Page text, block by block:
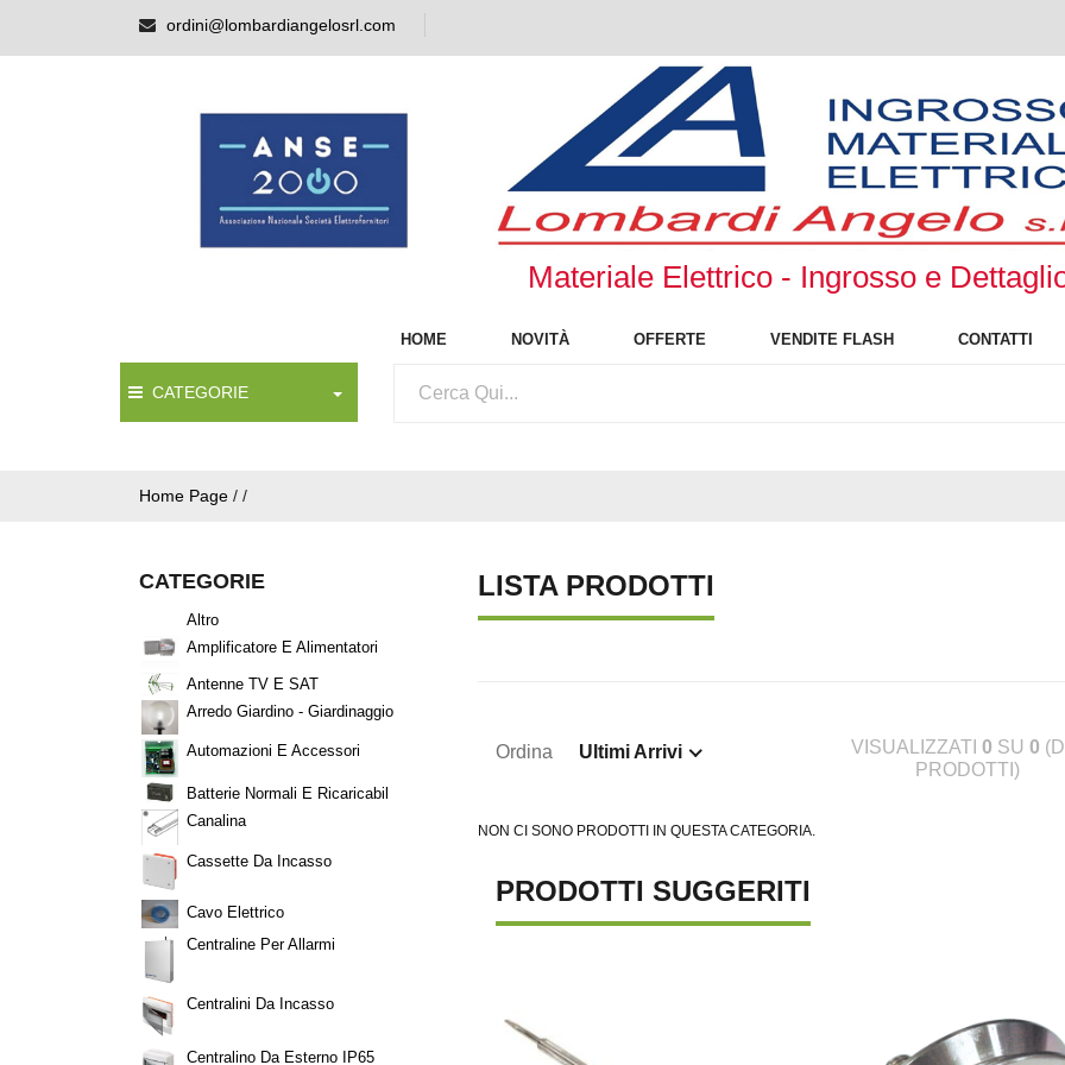
ordini@lombardiangelosrl.com
Materiale Elettrico - Ingrosso e
HOME NOVITÀ OFFERTE VENDITE FLASH CONTATTI
CATEGORIE
Home Page / /
CATEGORIE
Altro
Amplificatore E Alimentatori
Antenne TV E SAT
Arredo Giardino - Giardinaggio
Automazioni E Accessori
Batterie Normali E Ricaricabil
Canalina
Cassette Da Incasso
Cavo Elettrico
Centraline Per Allarmi
Centralini Da Incasso
Centralino Da Esterno IP65
LISTA PRODOTTI
Ordina Ultimi Arrivi VISUALIZZATI 0 SU 0
PRODOTTI)
NON CI SONO PRODOTTI IN QUESTA CATEGORIA.
PRODOTTI SUGGERITI